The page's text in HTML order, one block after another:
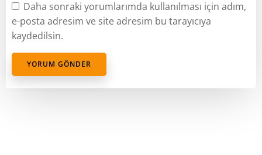
Daha sonraki yorumlarımda kullanılması için adım,
e-posta adresim ve site adresim bu tarayıcıya
kaydedilsin.